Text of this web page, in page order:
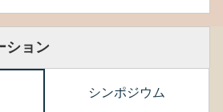
ション
シンポジウム